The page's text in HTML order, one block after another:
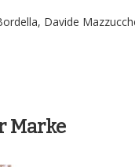
Davide
Marke